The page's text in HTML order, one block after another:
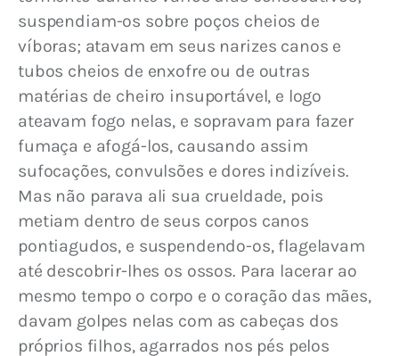
suspendiam-os sobre poços cheios de
víboras; atavam em seus narizes canos e
tubos cheios de enxofre ou de outras
matérias de cheiro insuportável, e logo
ateavam fogo nelas, e sopravam para fazer
fumaça e afogá-los, causando assim
sufocações, convulsões e dores indizíveis.
Mas não parava ali sua crueldade, pois
metiam dentro de seus corpos canos
pontiagudos, e suspendendo-os, flagelavam
até descobrir-lhes os ossos. Para lacerar ao
mesmo tempo o corpo e o coração das mães,
davam golpes nelas com as cabeças dos
próprios filhos, agarrados nos pés pelos